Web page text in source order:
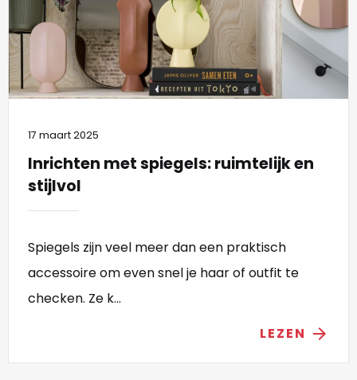
17 maart 2025
Inrichten met spiegels: ruimtelijk en
stijlvol
Spiegels zijn veel meer dan een praktisch
accessoire om even snel je haar of outfit te
checken. Ze k...
LEZEN arrow_forward